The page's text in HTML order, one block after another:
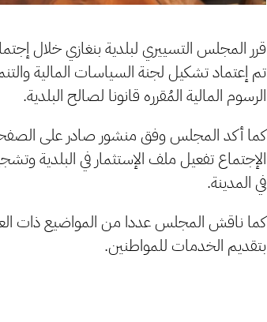
تم إعتماد تشكيل لجنة السياسات المالية
الرسوم المالية المُقرره قانونا لصالح البلدية.
كما أكد المجلس وفق منشور صادر على
الإجتماع تفعيل ملف الإستثمار في البلدية
في المدينة.
كما ناقش المجلس عددا من المواضيع ذات
بتقديم الخدمات للمواطنين.